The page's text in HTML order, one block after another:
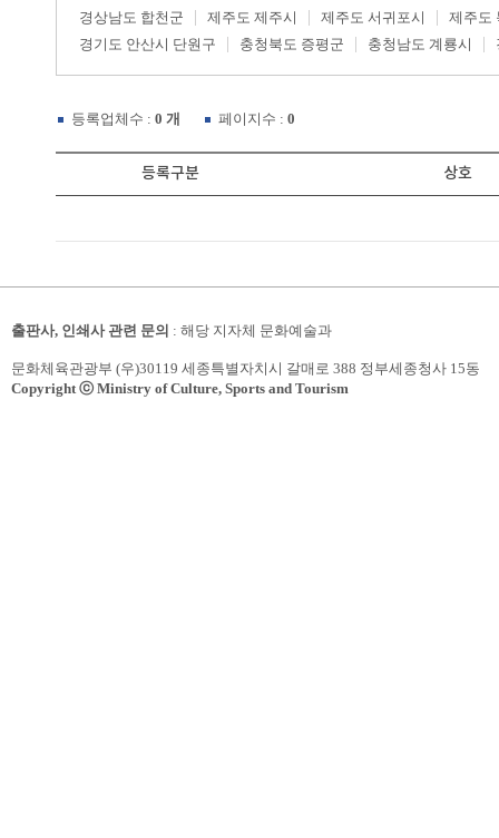
경상남도 합천군
제주도 제주시 제주도 서귀포시
제주도
경기도 안산시 단원구
충청북도 증평군 충청남도 계룡시
등록업체수 : 0 개 페이지수 : 0
등록구분 상호
출판사, 인쇄사 관련 문의 : 해당 지자체 문화예술과
문화체육관광부 (우)30119 세종특별자치시 갈매로 388 정부세종청사 15동
Copyright ⓒ Ministry of Culture, Sports and Tourism